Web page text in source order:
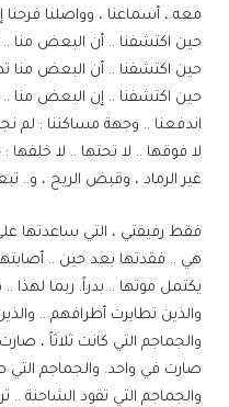
معه ، أسماعنا ، وواصلنا فرحنا
حين اكتشفنا .. أن البعض منا
حين اكتشفنا .. أن البعض منا
حين اكتشفنا .. إن البعض منا
اندفعنا .. وجهة مساكننا : لم
لا فوقها .. لا تحتها .. لا
غير الرماد ، وقبض الريح ، و..
فقط رفيقتي ، التي ساعدتها
هي .. فقدتها بعد حين ..
يكتمل موتها .. بدراً. ربما
والذين تطايرت أطرافهم ..
والجماجم التي كانت ثلاثاً ،
صارت في واحد. والجماجم التي
والجماجم التي تقود الشاحنة ..